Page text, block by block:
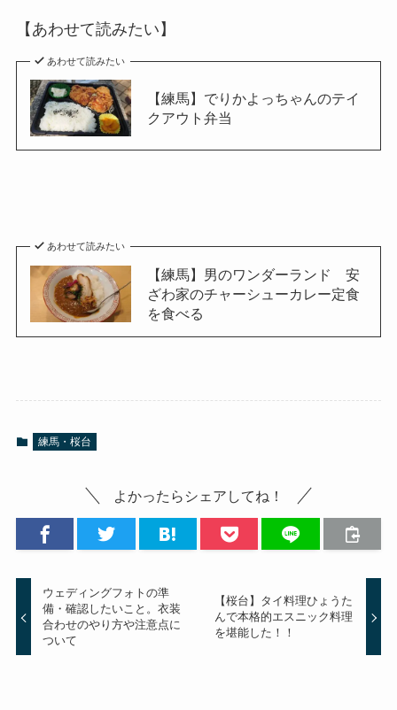
【あわせて読みたい】
あわせて読みたい
【練馬】でりかよっちゃんのテイ
クアウト弁当
あわせて読みたい
【練馬】男のワンダーランド 安
ざわ家のチャーシューカレー定食
を食べる
練馬・桜台
よかったらシェアしてね！
ウェディングフォトの準
備・確認したいこと。衣装
合わせのやり方や注意点に
ついて
【桜台】タイ料理ひょうた
んで本格的エスニック料理
を堪能した！！